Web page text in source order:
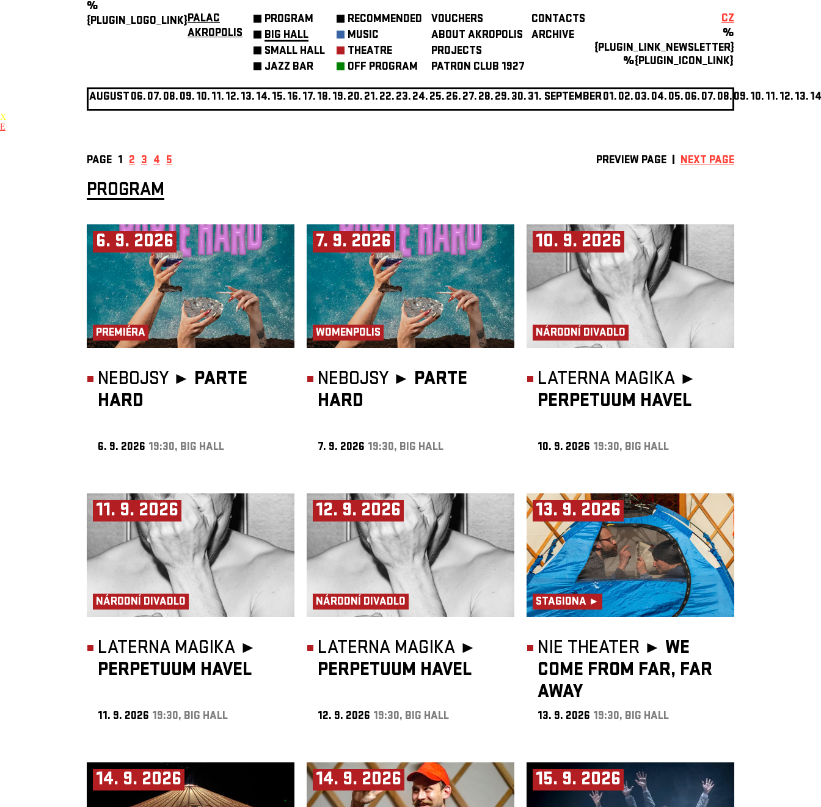
%
{PLUGIN_LOGO_LINK}PALAC
AKROPOLIS
PROGRAM
BIG HALL
SMALL HALL
JAZZ BAR
RECOMMENDED
MUSIC
THEATRE
OFF PROGRAM
VOUCHERS
ABOUT AKROPOLIS
PROJECTS
PATRON CLUB 1927
CONTACTS
ARCHIVE
CZ
%
{PLUGIN_LINK_NEWSLETTER}
%{PLUGIN_ICON_LINK}
AUGUST06.07.08.09.10.11.12.13.14.15.16.17.18.19.20.21.22.23.24.25.26.27.28.29.30.31. SEPTEMBER01.02.03.04.05.06.07.08.09.10.11.12.13.
X
E
PAGE 1 2 3 4 5 PREVIEW PAGE NEXT PAGE
PROGRAM
6. 9. 2026
PREMIÉRA
NEBOJSY ► PARTE
HARD
6. 9. 2026 19:30, BIG HALL
7. 9. 2026
WOMENPOLIS
NEBOJSY ► PARTE
HARD
7. 9. 2026 19:30, BIG HALL
10. 9. 2026
NÁRODNÍ DIVADLO
LATERNA MAGIKA ►
PERPETUUM HAVEL
10. 9. 2026 19:30, BIG HALL
11. 9. 2026
NÁRODNÍ DIVADLO
LATERNA MAGIKA ►
PERPETUUM HAVEL
11. 9. 2026 19:30, BIG HALL
12. 9. 2026
NÁRODNÍ DIVADLO
LATERNA MAGIKA ►
PERPETUUM HAVEL
12. 9. 2026 19:30, BIG HALL
13. 9. 2026
STAGIONA ►
NIE THEATER ► WE
COME FROM FAR, FAR
AWAY
13. 9. 2026 19:30, BIG HALL
14. 9. 2026 14. 9. 2026 15. 9. 2026